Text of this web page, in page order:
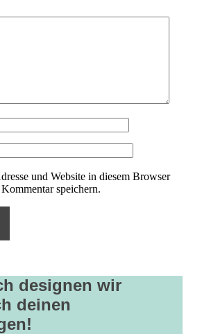
und Website in diesem Browser
speichern.
designen wir
deinen